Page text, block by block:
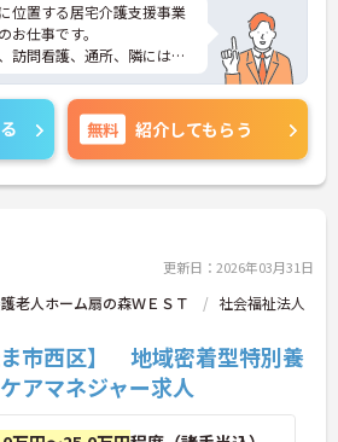
位置する居宅介護支援事業
お仕事です。
訪問看護、通所、隣には診
しており、安心して働くこ
のポイントなど、さらにに
のでお気軽にご相談くださ
無料 紹介してもらう
更新日：2026年03月31日
老人ホーム扇の森ＷＥＳＴ
社会福祉法人
ま市西区】 地域密着型特別養
アマネジャー求人